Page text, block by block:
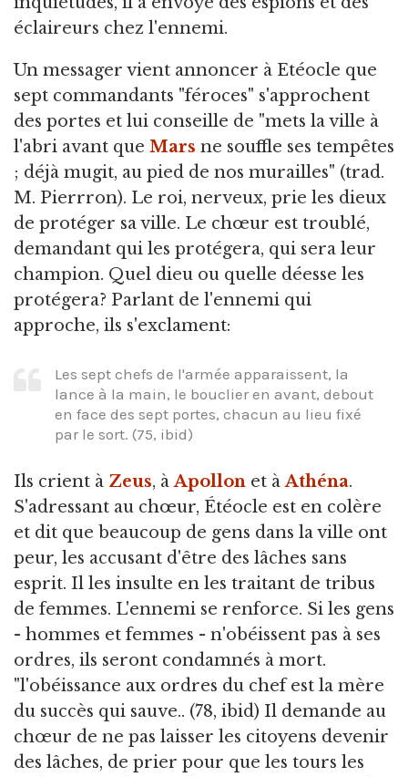
éclaireurs chez l'ennemi.
Un messager vient annoncer à Etéocle que
sept commandants "féroces" s'approchent
des portes et lui conseille de "mets la ville à
l'abri avant que Mars ne souffle ses tempêtes
; déjà mugit, au pied de nos murailles" (trad.
M. Pierrron). Le roi, nerveux, prie les dieux
de protéger sa ville. Le chœur est troublé,
demandant qui les protégera, qui sera leur
champion. Quel dieu ou quelle déesse les
protégera? Parlant de l'ennemi qui
approche, ils s'exclament:
Les sept chefs de l'armée apparaissent, la
lance à la main, le bouclier en avant, debout
en face des sept portes, chacun au lieu fixé
par le sort. (75, ibid)
Ils crient à Zeus, àApollon et àAthéna.
S'adressant au chœur, Étéocle est en colère
et dit que beaucoup de gens dans la ville ont
peur, les accusant d'être des lâches sans
esprit. Il les insulte en les traitant de tribus
de femmes. L'ennemi se renforce. Si les gens
- hommes et femmes - n'obéissent pas à ses
ordres, ils seront condamnés à mort.
"l'obéissance aux ordres du chef est la mère
du succès qui sauve.. (78, ibid) Il demande au
chœur de ne pas laisser les citoyens devenir
des lâches, de prier pour que les tours les